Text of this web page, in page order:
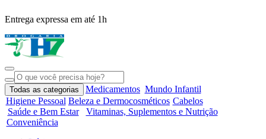
Entrega expressa em até 1h
Todas as categorias Medicamentos Mundo Infantil
Higiene Pessoal Beleza e Dermocosméticos Cabelos
Saúde e Bem Estar
Vitaminas, Suplementos e Nutrição
Conveniência